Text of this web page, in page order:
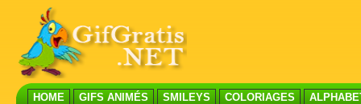
HOME GIFS ANIMÉS SMILEYS COLORIAGES